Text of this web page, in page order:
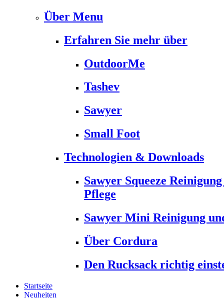
Über Menu
Erfahren Sie mehr über
OutdoorMe
Tashev
Sawyer
Small Foot
Technologien & Downloads
Sawyer Squeeze
Pflege
Sawyer Mini Reinigung
Über Cordura
Den Rucksack richtig
Startseite
Neuheiten